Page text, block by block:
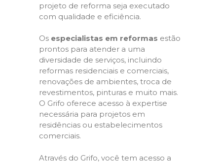
projeto de reforma seja executado
com qualidade e eficiência.
Os especialistas em reformas estão
prontos para atender a uma
diversidade de serviços, incluindo
reformas residenciais e comerciais,
renovações de ambientes, troca de
revestimentos, pinturas e muito mais.
O Grifo oferece acesso à expertise
necessária para projetos em
residências ou estabelecimentos
comerciais.
Através do Grifo, você tem acesso a